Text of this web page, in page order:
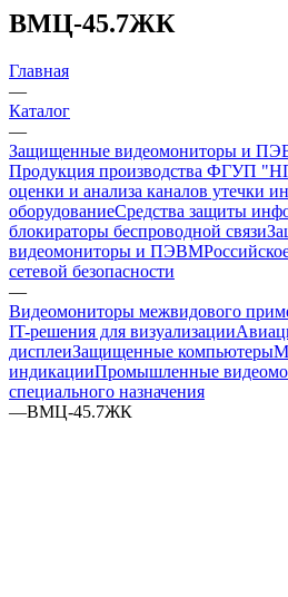
ВМЦ-45.7ЖК
Главная
—
Каталог
—
Защищенные видеомониторы и
Продукция производства ФГУП
оценки и анализа каналов утечки
оборудованиеСредства защиты
блокираторы беспроводной связи
видеомониторы и ПЭВМ
сетевой безопасности
—
Видеомониторы межвидового
IT-решения для визуализации
дисплеиЗащищенные компьютеры
индикацииПромышленные
специального назначения
—ВМЦ-45.7ЖК